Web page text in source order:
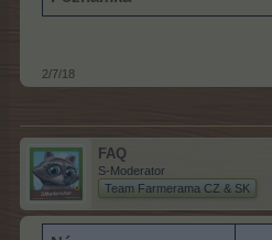
2/7/18
FAQ
S-Moderator
Team Farmerama CZ & SK